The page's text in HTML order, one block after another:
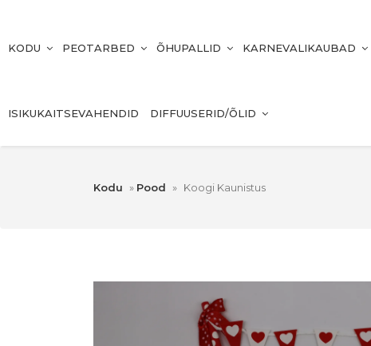
KODU PEOTARBED ÕHUPALLID KARNEVALIKAUBAD
ISIKUKAITSEVAHENDID DIFFUUSERID/ÕLID
Kodu » Pood » Koogi Kaunistus